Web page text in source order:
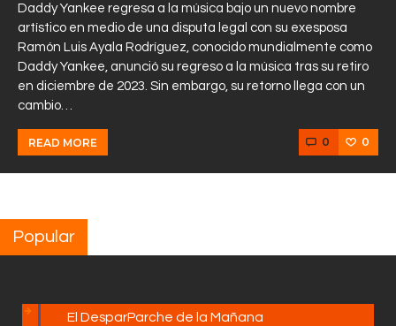
Daddy Yankee regresa a la música bajo un nuevo nombre
artístico en medio de una disputa legal con su exesposa
Ramón Luis Ayala Rodríguez, conocido mundialmente como
Daddy Yankee, anunció su regreso a la música tras su retiro
en diciembre de 2023. Sin embargo, su retorno llega con un
cambio…
READ MORE 0 0
Popular
El DesparParche de la Mañana